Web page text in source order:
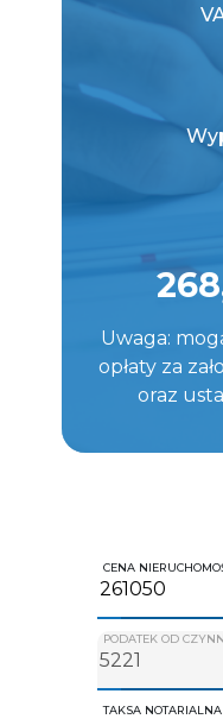
Uwaga:
opłaty za
oraz
CENA
PODATEK OD
TAKSA